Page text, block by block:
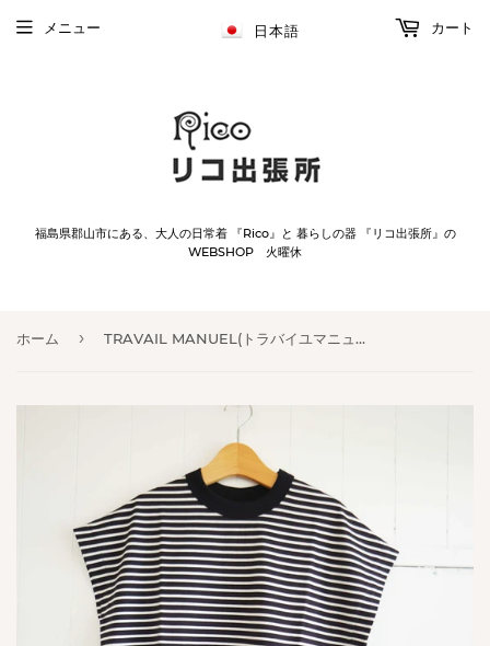
福島県郡山市にある、大人の日常着 『Rico』と 暮らしの器 『リコ出張所』の
WEBSHOP 火曜休
日本語
メニュー カート
ホーム › TRAVAIL MANUEL(トラバイユマニュアル) ミディ天竺ボーダー フレンチT（2039）